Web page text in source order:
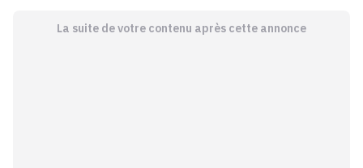
La suite de votre contenu après cette annonce